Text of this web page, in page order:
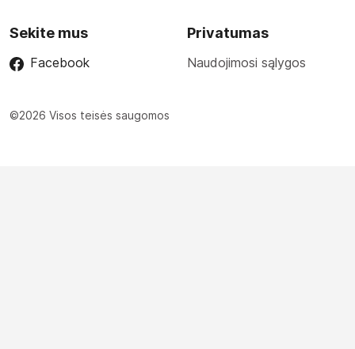
Sekite mus
Facebook
Privatumas
Naudojimosi sąlygos
©2026 Visos teisės saugomos